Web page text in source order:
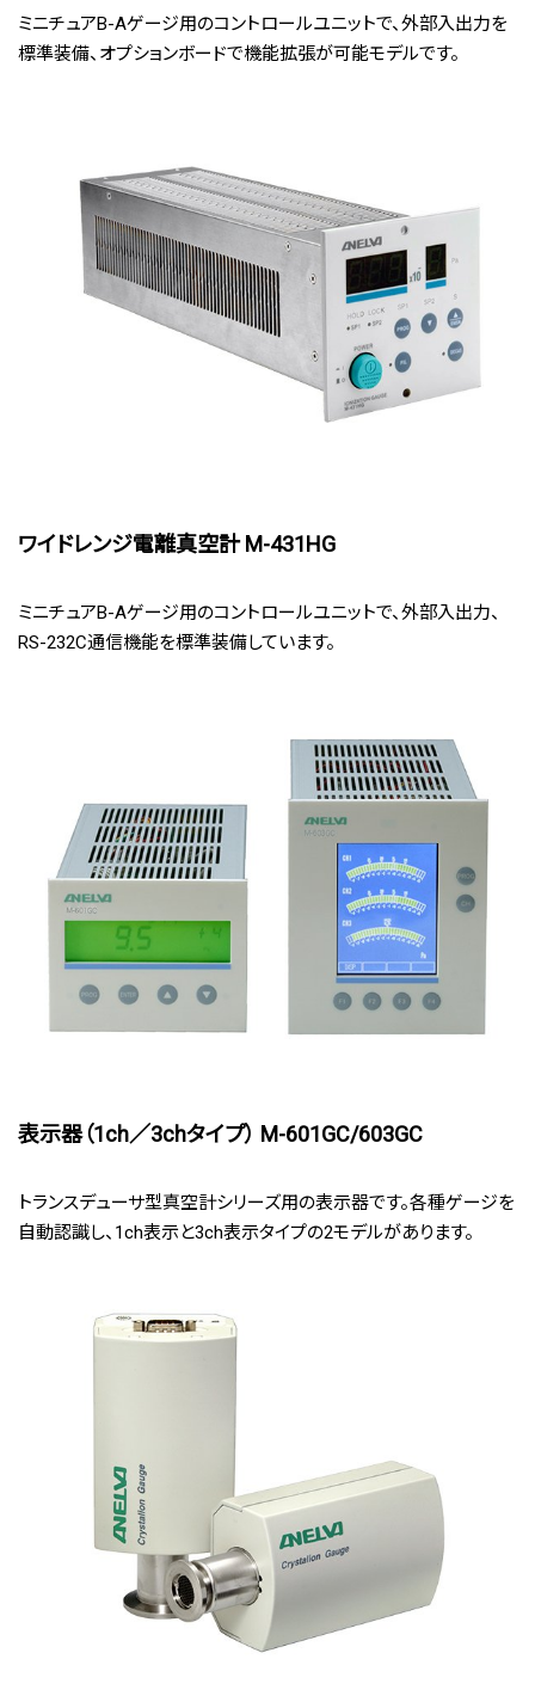
ミニチュアB-Aゲージ用のコントロールユニットで、外部入出力を
標準装備、オプションボードで機能拡張が可能モデルです。
ワイドレンジ電離真空計 M-431HG
ミニチュアB-Aゲージ用のコントロールユニットで、外部入出力、
RS-232C通信機能を標準装備しています。
表示器（1ch／3chタイプ） M-601GC/603GC
トランスデューサ型真空計シリーズ用の表示器です。各種ゲージを
自動認識し、1ch表示と3ch表示タイプの2モデルがあります。